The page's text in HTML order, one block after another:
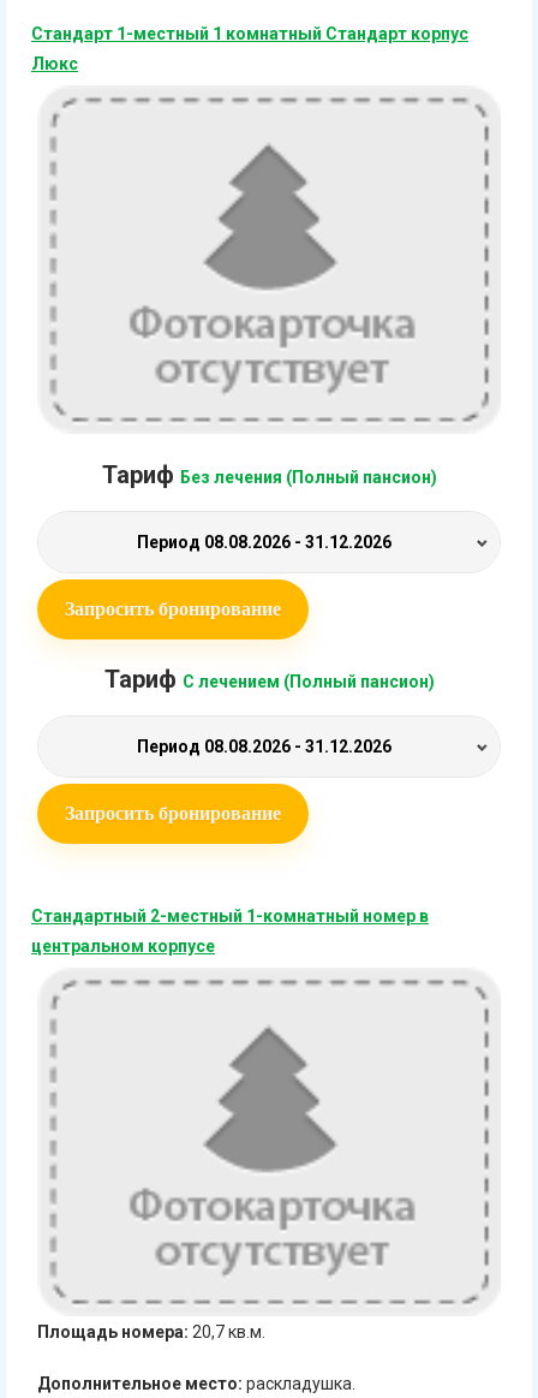
Стандарт 1-местный 1 комнатный Стандарт корпус
Люкс
Тариф Без лечения (Полный пансион)
Период 08.08.2026 - 31.12.2026
Запросить бронирование
Тариф С лечением (Полный пансион)
Период 08.08.2026 - 31.12.2026
Запросить бронирование
Стандартный 2-местный 1-комнатный номер в
центральном корпусе
Площадь номера: 20,7 кв.м.
Дополнительное место: раскладушка.